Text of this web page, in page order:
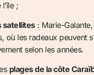
;
satellites: Marie-Galante,
où les radeaux peuvent
selon les années.
plages de la côte